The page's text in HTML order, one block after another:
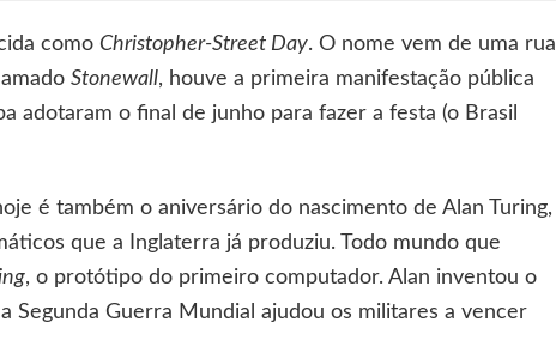
como Christopher-Street Day. O nome vem de uma rua
Stonewall, houve a primeira manifestação pública
adotaram o final de junho para fazer a festa (o Brasil
é também o aniversário do nascimento de Alan Turing,
que a Inglaterra já produziu. Todo mundo que
, o protótipo do primeiro computador. Alan inventou o
Segunda Guerra Mundial ajudou os militares a vencer